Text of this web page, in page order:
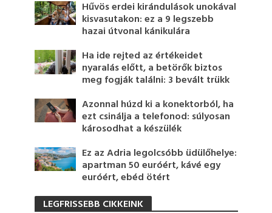
Hűvös erdei kirándulások unokával
kisvasutakon: ez a 9 legszebb
hazai útvonal kánikulára
Ha ide rejted az értékeidet
nyaralás előtt, a betörők biztos
meg fogják találni: 3 bevált trükk
Azonnal húzd ki a konektorból, ha
ezt csinálja a telefonod: súlyosan
károsodhat a készülék
Ez az Adria legolcsóbb üdülőhelye:
apartman 50 euróért, kávé egy
euróért, ebéd ötért
LEGFRISSEBB CIKKEINK